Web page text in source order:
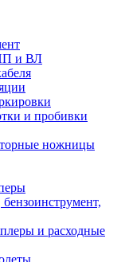
и ВЛ
и пробивки
ножницы
и расходные